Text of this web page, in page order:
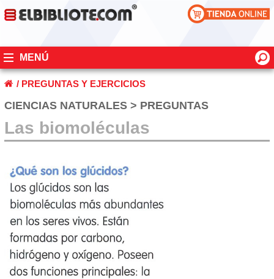
MENÚ
/ PREGUNTAS Y EJERCICIOS
CIENCIAS NATURALES > PREGUNTAS
Las biomoléculas